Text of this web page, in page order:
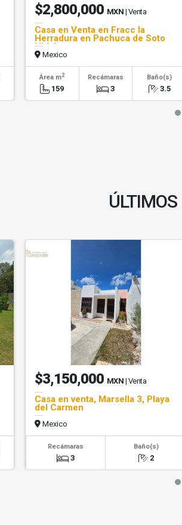
$2,800,000 MXN | Venta
Casa en Venta en Fracc la
Herradura en Pachuca de Soto
Hidalgo
Mexico
Área m2
159
Recámaras
3
Baño(s)
3.5
ÚLTIMOS
$3,150,000 MXN | Venta
Casa en venta, Marsella 3, Playa
del Carmen
Mexico
Recámaras
3
Baño(s)
2